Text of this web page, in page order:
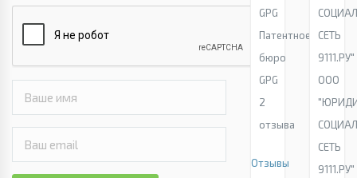
Патентное
бюро
GPG
2
отзыва
Отзывы
ООО
СЕТЬ
9111.РУ"